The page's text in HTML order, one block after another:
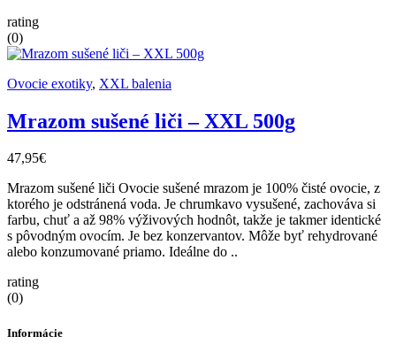
rating
(0)
Ovocie exotiky, XXL balenia
Mrazom sušené liči – XXL 500g
47,95€
Mrazom sušené liči Ovocie sušené mrazom je 100% čisté ovocie, z
ktorého je odstránená voda. Je chrumkavo vysušené, zachováva si
farbu, chuť a až 98% výživových hodnôt, takže je takmer identické
s pôvodným ovocím. Je bez konzervantov. Môže byť rehydrované
alebo konzumované priamo. Ideálne do ..
rating
(0)
Informácie